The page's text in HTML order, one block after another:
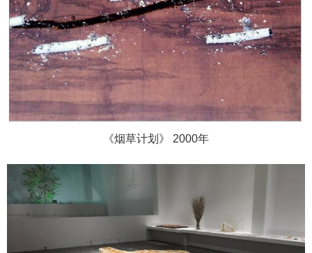
《烟草计划》 2000年